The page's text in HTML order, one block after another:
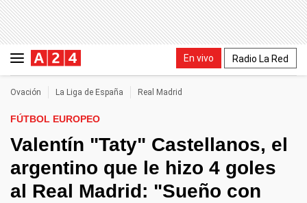
En vivo Radio La Red
Ovación La Liga de España Real Madrid
FÚTBOL EUROPEO
Valentín "Taty" Castellanos, el
argentino que le hizo 4 goles
al Real Madrid: "Sueño con